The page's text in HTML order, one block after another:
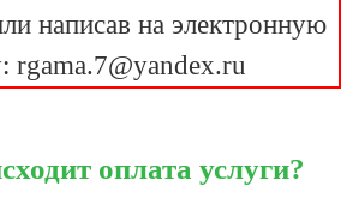
написав на электронную
rgama.7@yandex.ru
оплата услуги?